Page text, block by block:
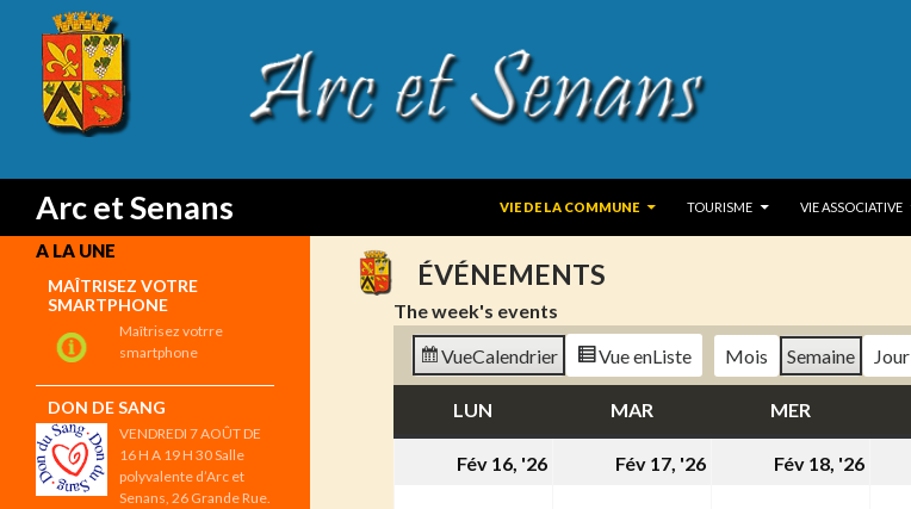
Arc et Senans
Search
VIE DE LA COMMUNE
TOURISME VIE ASSOCIATIVE
ÉVÉNEMENTS
The week's events
VueCalendrier Vue enListe Mois Semaine Jour
LUN MARMARDI MERMERCREDI
Fév 16, '26 Fév 17, '26 Fév 18, '26
A LA UNE
MAÎTRISEZ VOTRE
SMARTPHONE
Maîtrisez votrre
smartphone
DON DE SANG
VENDREDI 7 AOÛT DE
16 H A 19 H 30 Salle
polyvalente d’Arc et
Senans, 26 Grande Rue.